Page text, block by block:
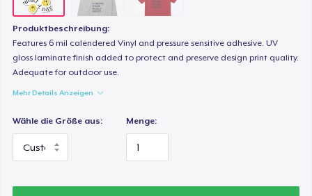
Produktbeschreibung:
Features 6 mil calendered Vinyl and pressure sensitive adhesive. UV
gloss laminate finish added to protect and preserve design print quality.
Adequate for outdoor use.
Mehr Details Anzeigen
Wähle die Größe aus: Menge: